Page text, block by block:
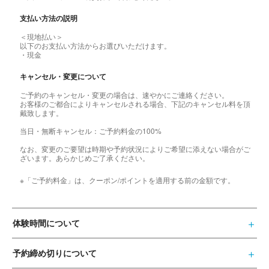
支払い方法の説明
＜現地払い＞
以下のお支払い方法からお選びいただけます。
・現金
キャンセル・変更について
ご予約のキャンセル・変更の場合は、速やかにご連絡ください。
お客様のご都合によりキャンセルされる場合、下記のキャンセル料を頂
戴致します。
当日・無断キャンセル：ご予約料金の100%
なお、変更のご要望は時期や予約状況によりご希望に添えない場合がご
ざいます。あらかじめご了承ください。
※「ご予約料金」は、クーポン/ポイントを適用する前の金額です。
体験時間について
予約締め切りについて